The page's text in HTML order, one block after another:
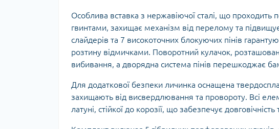
Особлива вставка з нержавіючої сталі, що проходить
гвинтами, захищає механізм від перелому та підвищує
слайдерів та 7 високоточних блокуючих пінів
розтину відмичками. Поворотний кулачок,
вибивання, а дворядна система пінів перешкоджає
Для додаткової безпеки личинка оснащена
захищають від висвердлювання та провороту. Всі
латуні, стійкої до корозії, що забезпечує